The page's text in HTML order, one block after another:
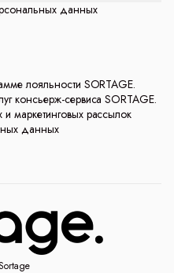
данных
лояльности SORTAGE.
консьерж-сервиса SORTAGE.
маркетинговых рассылок
данных